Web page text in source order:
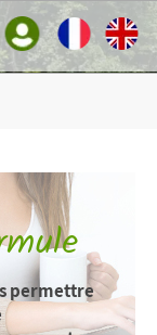
permettre